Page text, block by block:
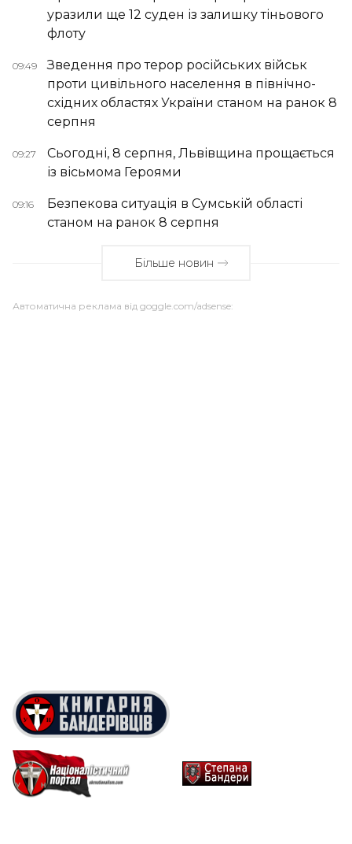
уразили ще 12 суден із залишку тіньового
флоту
09:49
Зведення про терор російських військ
проти цивільного населення в північно-
східних областях України станом на ранок 8
серпня
09:27
Сьогодні, 8 серпня, Львівщина прощається
із вісьмома Героями
09:16
Безпекова ситуація в Сумській області
станом на ранок 8 серпня
Більше новин
Автоматична реклама від goggle.com/adsense: